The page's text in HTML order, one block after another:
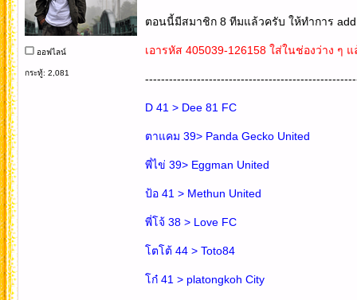
ออฟไลน์
กระทู้: 2,081
ตอนนี้มีสมาชิก 8 ทีมแล้วครับ ให้ทำการ
เอารหัส 405039-126158 ใส่ในช่องว่าง ๆ
D 41 > Dee 81 FC
ตาแคม 39> Panda Gecko United
พี่ไข่ 39> Eggman United
ป้อ 41 > Methun United
พี่โจ้ 38 > Love FC
โตโต้ 44 > Toto84
โก๋ 41 > platongkoh City